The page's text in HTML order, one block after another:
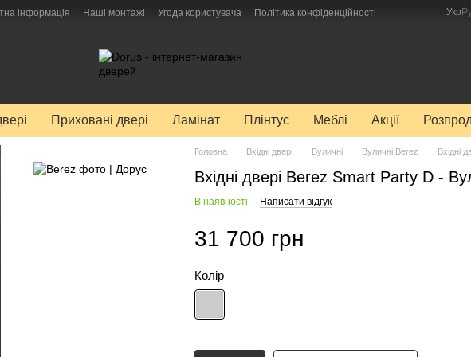
інформація Наші монтажі Угода користувача Політика конфіденційності Укр
Приховані двері Ламінат Плінтус Меблі Акції
Головна Вхідні двері Вуличні Вуличні Berez Вхідні
Вхідні двері Berez Smart Party D -
В наявності Написати відгук
31 700 грн
Колір